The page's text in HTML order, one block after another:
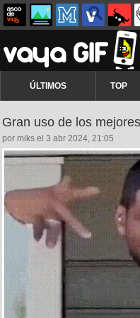
ÚLTIMOS TOP
Gran uso de los
por miks el 3 abr 2024, 21:05